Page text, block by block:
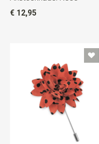
€ 12,95